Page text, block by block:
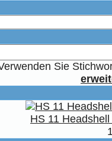
Sie
HS 11